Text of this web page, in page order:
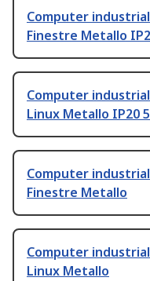
Computer
Finestre Metallo
Computer
Linux Metallo IP20
Computer
Finestre Metallo
Computer
Linux Metallo